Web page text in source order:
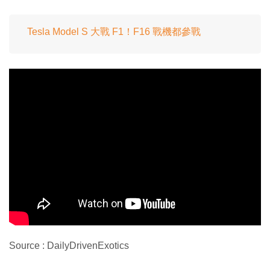
Tesla Model S 大戰 F1！F16 戰機都參戰
Source : DailyDrivenExotics